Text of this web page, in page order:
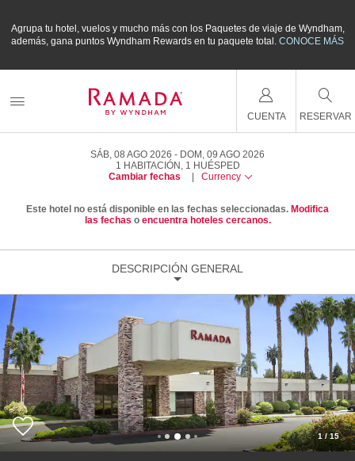
Agrupa tu hotel, vuelos y mucho más con los Paquetes de viaje de Wyndham,
además, gana puntos Wyndham Rewards en tu paquete total.CONOCE MÁS
CUENTA RESERVAR
SÁB, 08 AGO 2026
DOM, 09 AGO 2026
1 HABITACIÓN , 1 HUÉSPED
Cambiar fechas
Currency
Este hotel no está disponible en las fechas seleccionadas. Modifica
las fechas o encuentra hoteles cercanos.
DESCRIPCIÓN GENERAL
1/15